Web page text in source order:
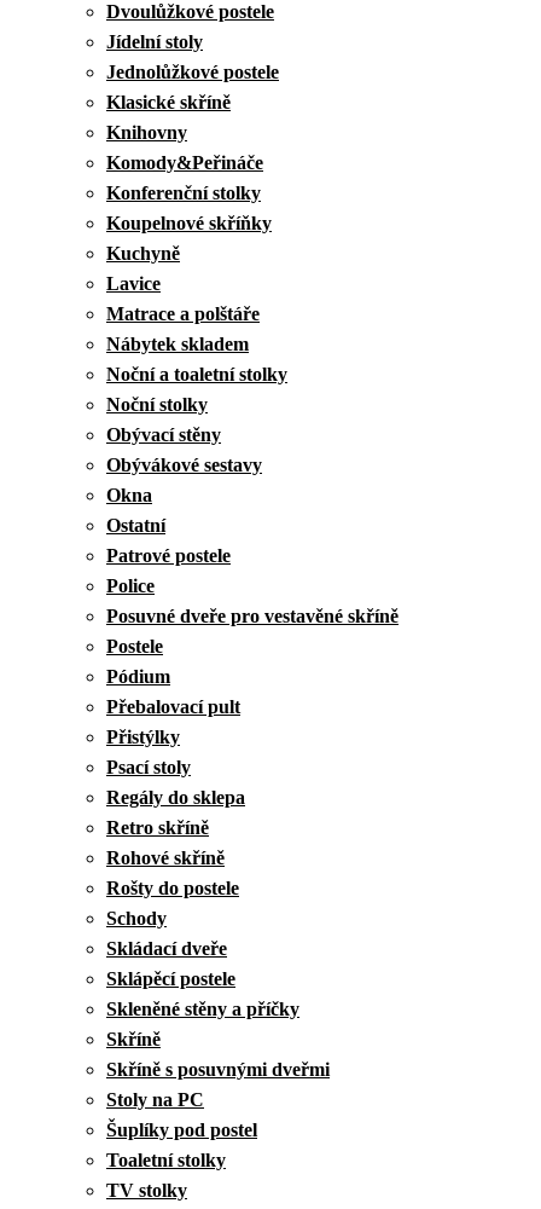
Dvoulůžkové postele
Jídelní stoly
Jednolůžkové postele
Klasické skříně
Knihovny
Komody&Peřináče
Konferenční stolky
Koupelnové skříňky
Kuchyně
Lavice
Matrace a polštáře
Nábytek skladem
Noční a toaletní stolky
Noční stolky
Obývací stěny
Obývákové sestavy
Okna
Ostatní
Patrové postele
Police
Posuvné dveře pro vestavěné skříně
Postele
Pódium
Přebalovací pult
Přistýlky
Psací stoly
Regály do sklepa
Retro skříně
Rohové skříně
Rošty do postele
Schody
Skládací dveře
Sklápěcí postele
Skleněné stěny a příčky
Skříně
Skříně s posuvnými dveřmi
Stoly na PC
Šuplíky pod postel
Toaletní stolky
TV stolky